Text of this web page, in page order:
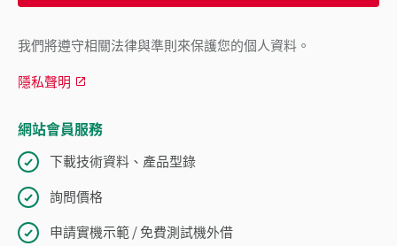
我們將遵守相關法律與準則來保護您的個人資料。
隱私聲明
網站會員服務
下載技術資料、產品型錄
詢問價格
申請實機示範 / 免費測試機外借